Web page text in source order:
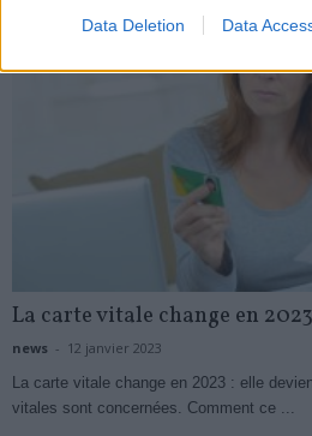
Data Deletion Data
La carte vitale change en
news - 12 janvier 2023
La carte vitale change en 2023 : elle
vitales sont concernées. Comment ce ...